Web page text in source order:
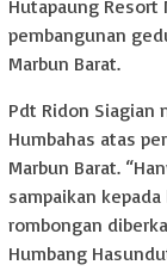
Hutapaung Resort
pembangunan
Marbun Barat.
Pdt Ridon Siagian
Humbahas atas
Marbun Barat.
sampaikan
rombongan
Humbang